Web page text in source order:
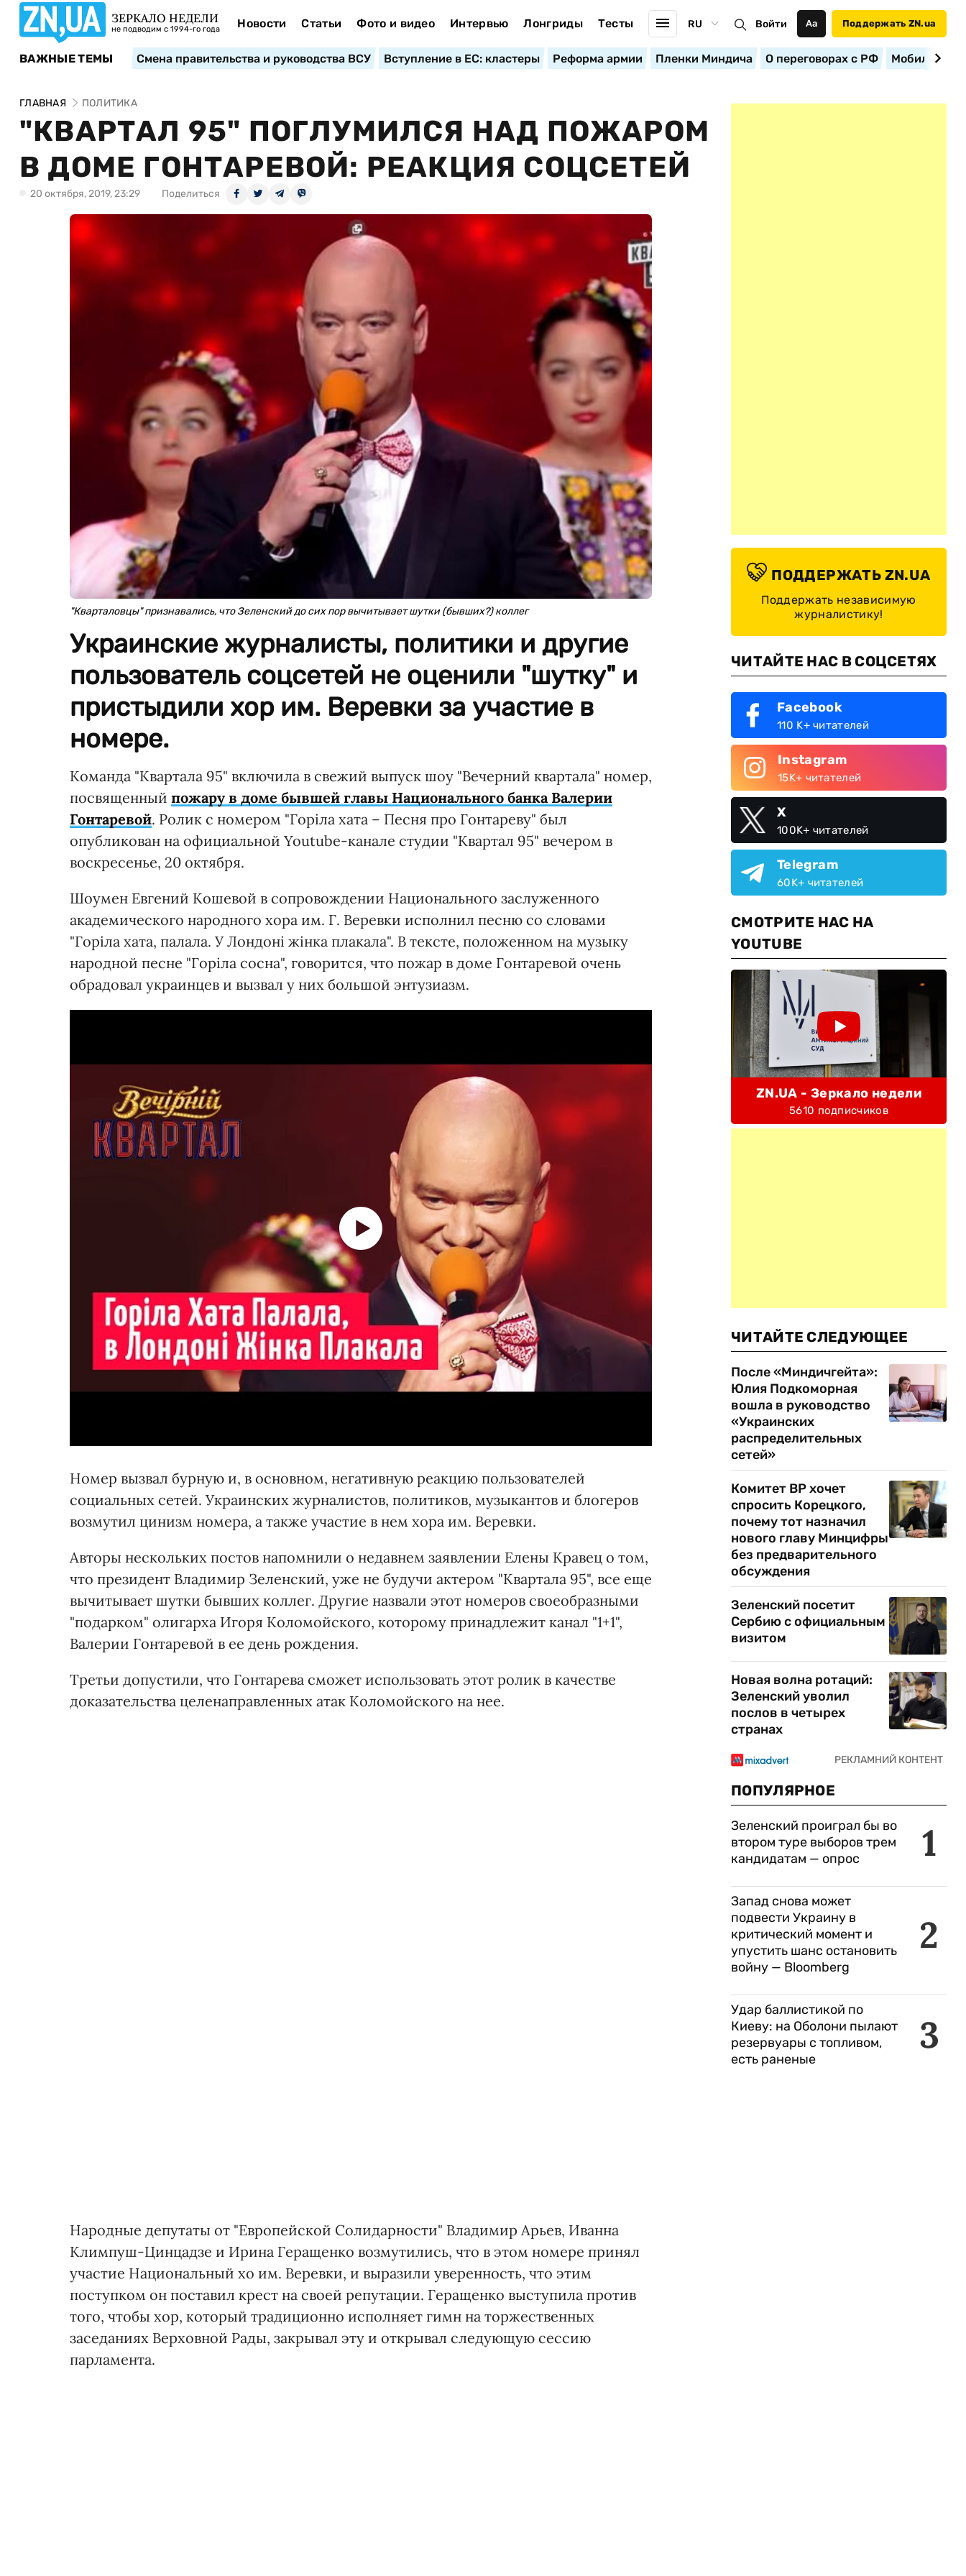
ЗЕРКАЛО НЕДЕЛИ
не подводим с 1994-го года Новости Статьи Фото и видео Интервью Лонгриды Тесты RU Войти Аа Поддержать ZN.ua
ВАЖНЫЕ ТЕМЫ Смена правительства и руководства ВСУ Вступление в ЕС: кластеры Реформа армии Пленки Миндича О переговорах с РФ
ГЛАВНАЯ ПОЛИТИКА
"КВАРТАЛ 95" ПОГЛУМИЛСЯ НАД ПОЖАРОМ
В ДОМЕ ГОНТАРЕВОЙ: РЕАКЦИЯ СОЦСЕТЕЙ
20 октября, 2019, 23:29 Поделиться
"Кварталовцы" признавались, что Зеленский до сих пор вычитывает шутки (бывших?) коллег
Украинские журналисты, политики и другие
пользователь соцсетей не оценили "шутку" и
пристыдили хор им. Веревки за участие в
номере.
Команда "Квартала 95" включила в свежий выпуск шоу "Вечерний квартала" номер,
посвященный пожару в доме бывшей главы Национального банка Валерии
Гонтаревой. Ролик с номером "Горіла хата – Песня про Гонтареву" был
опубликован на официальной Youtube-канале студии "Квартал 95" вечером в
воскресенье, 20 октября.
Шоумен Евгений Кошевой в сопровождении Национального заслуженного
академического народного хора им. Г. Веревки исполнил песню со словами
"Горіла хата, палала. У Лондоні жінка плакала". В тексте, положенном на музыку
народной песне "Горіла сосна", говорится, что пожар в доме Гонтаревой очень
обрадовал украинцев и вызвал у них большой энтузиазм.
Номер вызвал бурную и, в основном, негативную реакцию пользователей
социальных сетей. Украинских журналистов, политиков, музыкантов и блогеров
возмутил цинизм номера, а также участие в нем хора им. Веревки.
Авторы нескольких постов напомнили о недавнем заявлении Елены Кравец о том,
что президент Владимир Зеленский, уже не будучи актером "Квартала 95", все еще
вычитывает шутки бывших коллег. Другие назвали этот номеров своеобразными
"подарком" олигарха Игоря Коломойского, которому принадлежит канал "1+1",
Валерии Гонтаревой в ее день рождения.
Третьи допустили, что Гонтарева сможет использовать этот ролик в качестве
доказательства целенаправленных атак Коломойского на нее.
Народные депутаты от "Европейской Солидарности" Владимир Арьев, Иванна
Климпуш-Цинцадзе и Ирина Геращенко возмутились, что в этом номере принял
участие Национальный хо им. Веревки, и выразили уверенность, что этим
поступком он поставил крест на своей репутации. Геращенко выступила против
того, чтобы хор, который традиционно исполняет гимн на торжественных
заседаниях Верховной Рады, закрывал эту и открывал следующую сессию
парламента.
ПОДДЕРЖАТЬ ZN.UA
Поддержать независимую
журналистику!
ЧИТАЙТЕ НАС В СОЦСЕТЯХ
Facebook
110 K+ читателей
Instagram
15K+ читателей
X
100K+ читателей
Telegram
60K+ читателей
СМОТРИТЕ НАС НА
YOUTUBE
ZN.UA - Зеркало недели
5610 подписчиков
ЧИТАЙТЕ СЛЕДУЮЩЕЕ
После «Миндичгейта»:
Юлия Подкоморная
вошла в руководство
«Украинских
распределительных
сетей»
Комитет ВР хочет
спросить Корецкого,
почему тот назначил
нового главу Минцифры
без предварительного
обсуждения
Зеленский посетит
Сербию с официальным
визитом
Новая волна ротаций:
Зеленский уволил
послов в четырех
странах
ПОПУЛЯРНОЕ
1
Зеленский проиграл бы во
втором туре выборов трем
кандидатам — опрос
2
Запад снова может
подвести Украину в
критический момент и
упустить шанс остановить
войну — Bloomberg
3
Удар баллистикой по
Киеву: на Оболони пылают
резервуары с топливом,
есть раненые